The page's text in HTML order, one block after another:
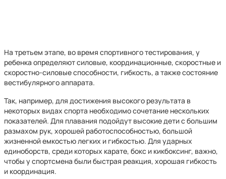
На третьем этапе, во время спортивного тестирования, у
ребенка определяют силовые, координационные, скоростные и
скоростно-силовые способности, гибкость, а также состояние
вестибулярного аппарата.
Так, например, для достижения высокого результата в
некоторых видах спорта необходимо сочетание нескольких
показателей. Для плавания подойдут высокие дети с большим
размахом рук, хорошей работоспособностью, большой
жизненной емкостью легких и гибкостью. Для ударных
единоборств, среди которых карате, бокс и кикбоксинг, важно,
чтобы у спортсмена были быстрая реакция, хорошая гибкость
и координация.